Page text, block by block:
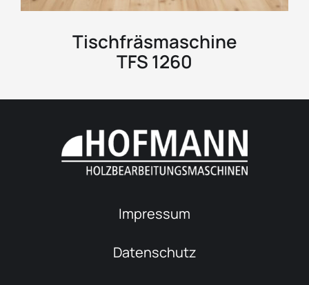
Tischfräsmaschine
TFS 1260
Impressum
Datenschutz